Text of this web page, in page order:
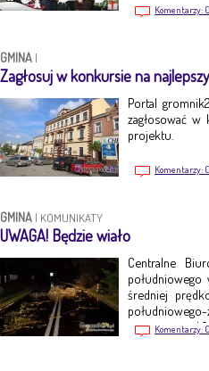
Komentarzy: 0
GMINA |
Zagłosuj w konkursie na
Portal
zagłosować
projektu.
Komentarzy: 0
GMINA | KOMUNIKATY
UWAGA! Będzie wiało
Centralne
średniej
jest ważne o
Komentarzy: 0